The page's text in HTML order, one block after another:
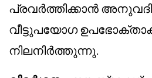
പ്രവർത്തിക്കാൻ
വീട്ടുപയോഗ
നിലനിർത്തുന്നു.